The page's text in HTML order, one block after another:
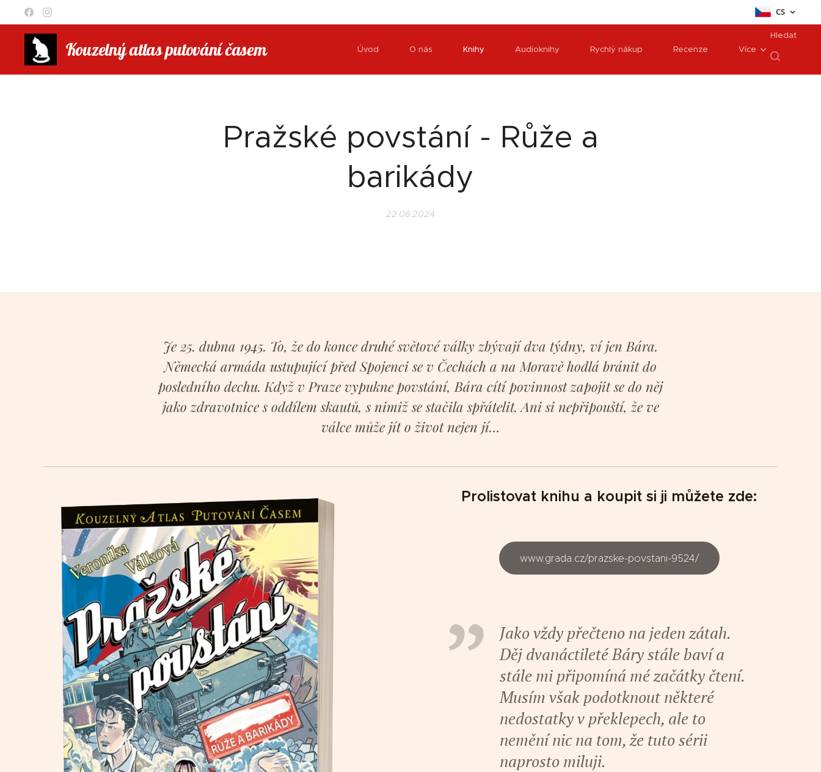
CS
Kouzelný atlas putování časem Úvod O nás Knihy Audioknihy Rychlý nákup Recenze Více
Hledat
Pražské povstání - Růže a
barikády
22.06.2024
Je 25. dubna 1945. To, že do konce druhé světové války zbývají dva týdny, ví jen Bára.
Německá armáda ustupující před Spojenci se v Čechách a na Moravě hodlá bránit do
posledního dechu. Když v Praze vypukne povstání, Bára cítí povinnost zapojit se do něj
jako zdravotnice s oddílem skautů, s nimiž se stačila spřátelit. Ani si nepřipouští, že ve
válce může jít o život nejen jí…
Prolistovat knihu a koupit si ji můžete zde:
www.grada.cz/prazske-povstani-9524/
Jako vždy přečteno na jeden zátah.
Děj dvanáctileté Báry stále baví a
stále mi připomíná mé začátky čtení.
Musím však podotknout některé
nedostatky v překlepech, ale to
nemění nic na tom, že tuto sérii
naprosto miluji.